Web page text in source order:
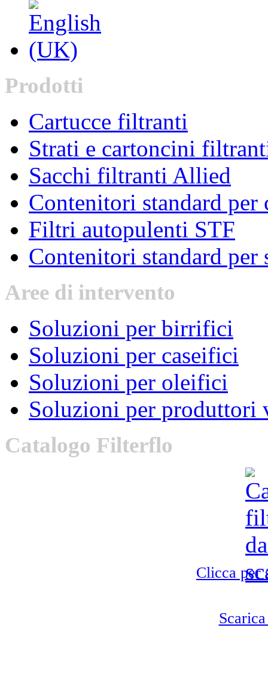
Prodotti
Cartucce filtranti
Strati e cartoncini
Sacchi filtranti Allied
Contenitori standard
Filtri autopulenti STF
Contenitori standard
Aree di intervento
Soluzioni per birrifici
Soluzioni per caseifici
Soluzioni per oleifici
Soluzioni per produttori
Catalogo Filterflo
Clicca per